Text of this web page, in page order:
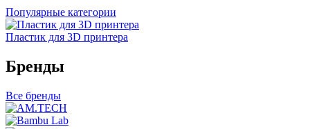
Популярные категории
Пластик для 3D принтера
Бренды
Все бренды